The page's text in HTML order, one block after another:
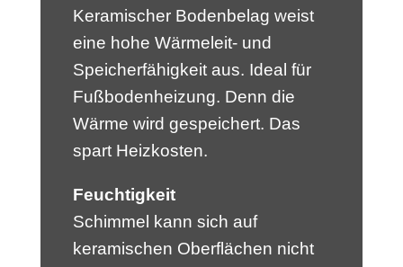
Keramischer Bodenbelag weist
eine hohe Wärmeleit- und
Speicherfähigkeit aus. Ideal für
Fußbodenheizung. Denn die
Wärme wird gespeichert. Das
spart Heizkosten.
Feuchtigkeit
Schimmel kann sich auf
keramischen Oberflächen nicht